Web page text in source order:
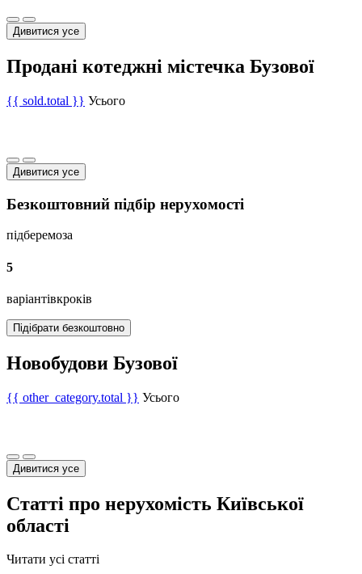
Дивитися усе
Продані котеджні містечка Бузової
{{ sold.total }} Усього
Дивитися усе
Безкоштовний підбір нерухомості
підберемоза
5
варіантівкроків
Підібрати безкоштовно
Новобудови Бузової
{{ other_category.total }} Усього
Дивитися усе
Статті про нерухомість Київської
області
Читати усі статті